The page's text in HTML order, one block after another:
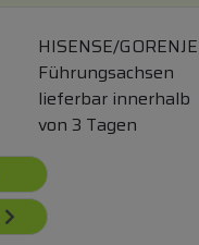
HISENSE/GORENJE
Führungsachsen
lieferbar innerhalb
von 3 Tagen